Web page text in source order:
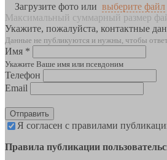
Загрузите фото или выберите файл
Максимальный суммарный размер
Укажите, пожалуйста, контактные
Данные не публикуются и нужны, чтобы
Имя *
Укажите Ваше имя или псевдоним
Телефон
Email
Отправить
Я согласен с правилами
Правила публикации